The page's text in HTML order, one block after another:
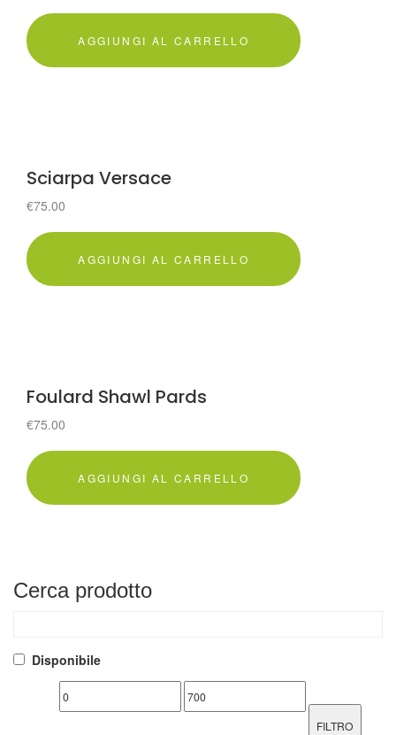
AGGIUNGI AL CARRELLO
Sciarpa Versace
€75.00
AGGIUNGI AL CARRELLO
Foulard Shawl Pards
€75.00
AGGIUNGI AL CARRELLO
Cerca prodotto
Disponibile
FILTRO